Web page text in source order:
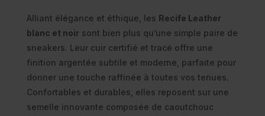
Alliant élégance et éthique, les Recife Leather
blanc et noir sont bien plus qu’une simple paire de
sneakers. Leur cuir certifié et tracé offre une
finition argentée subtile et moderne, parfaite pour
donner une touche raffinée à toutes vos tenues.
Confortables et durables, elles reposent sur une
semelle innovante composée de caoutchouc